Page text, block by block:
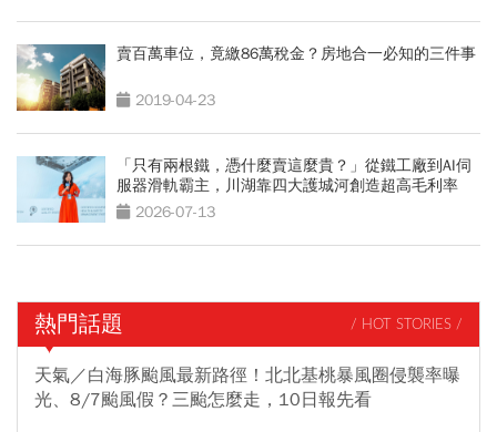
賣百萬車位，竟繳86萬稅金？房地合一必知的三件事
2019-04-23
「只有兩根鐵，憑什麼賣這麼貴？」從鐵工廠到AI伺
服器滑軌霸主，川湖靠四大護城河創造超高毛利率
2026-07-13
熱門話題 / HOT STORIES /
天氣／白海豚颱風最新路徑！北北基桃暴風圈侵襲率曝
光、8/7颱風假？三颱怎麼走，10日報先看